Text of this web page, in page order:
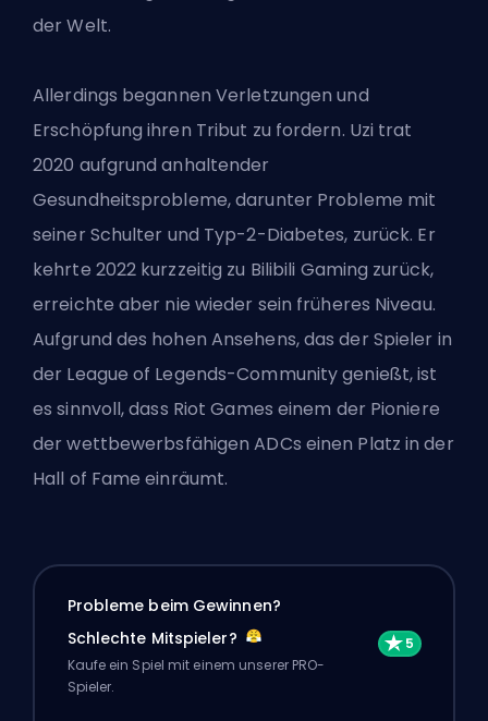
der Welt.
Allerdings begannen Verletzungen und
Erschöpfung ihren Tribut zu fordern. Uzi trat
2020 aufgrund anhaltender
Gesundheitsprobleme, darunter Probleme mit
seiner Schulter und Typ-2-Diabetes, zurück. Er
kehrte 2022 kurzzeitig zu Bilibili Gaming zurück,
erreichte aber nie wieder sein früheres Niveau.
Aufgrund des hohen Ansehens, das der Spieler in
der League of Legends-Community genießt, ist
es sinnvoll, dass Riot Games einem der Pioniere
der wettbewerbsfähigen ADCs einen Platz in der
Hall of Fame einräumt.
Probleme beim Gewinnen?
Schlechte Mitspieler?
Kaufe ein Spiel mit einem unserer PRO-
Spieler.